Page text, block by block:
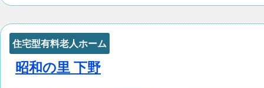
住宅型有料老人ホーム
昭和の里 下野